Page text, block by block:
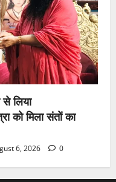
से लिया
को मिला संतों का
6, 2026 0